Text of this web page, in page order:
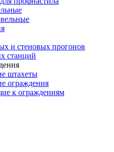
и стеновых прогонов
станций
штахеты
ограждения
к ограждениям